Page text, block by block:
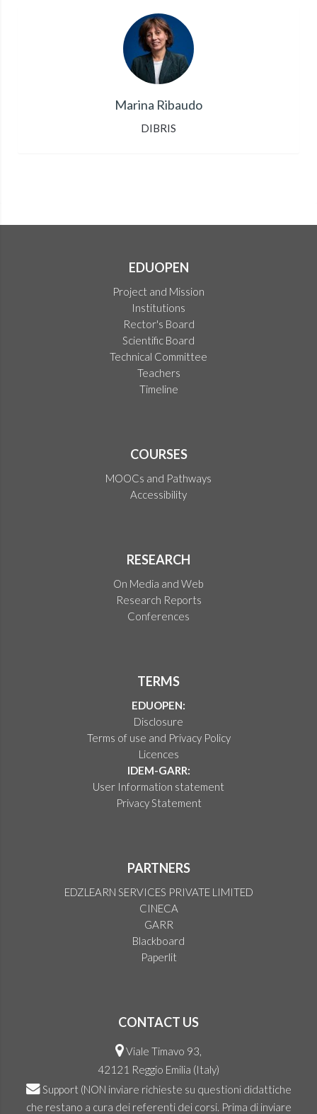
Marina Ribaudo
DIBRIS
EDUOPEN
Project and Mission
Institutions
Rector's Board
Scientific Board
Technical Committee
Teachers
Timeline
COURSES
MOOCs and Pathways
Accessibility
RESEARCH
On Media and Web
Research Reports
Conferences
TERMS
EDUOPEN:
Disclosure
Terms of use and Privacy Policy
Licences
IDEM-GARR:
User Information statement
Privacy Statement
PARTNERS
EDZLEARN SERVICES PRIVATE LIMITED
CINECA
GARR
Blackboard
Paperlit
CONTACT US
Viale Timavo 93,
42121 Reggio Emilia (Italy)
Support (NON inviare richieste su questioni didattiche
che restano a cura dei referenti dei corsi. Prima di inviare